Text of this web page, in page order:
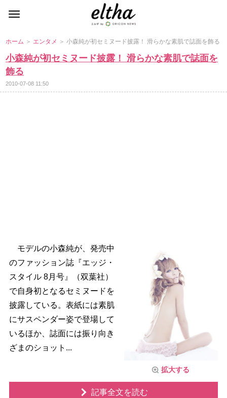
ホーム ＞ エンタメ ＞ 小森純が初セミヌード披露！ 滑らかな素肌で誌面を飾る
小森純が初セミヌード披露！ 滑らかな素肌で誌面を
飾る
2010-07-08 11:50
拡大する
モデルの小森純が、発売中
のファッション誌『エッジ・
スタイル 8月号』（双葉社）
で自身初となるセミヌードを
披露している。表紙には素肌
にサスペンダー姿で登場して
いるほか、誌面には振り向き
ざまのショット...
記事全文を読む